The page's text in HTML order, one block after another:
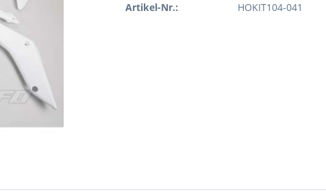
Artikel-Nr.: HOKIT104-041